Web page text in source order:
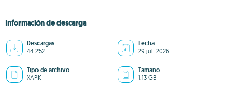
Información de descarga
Descargas
44.252
Fecha
29 jul. 2026
Tipo de archivo
XAPK
Tamaño
1.13 GB